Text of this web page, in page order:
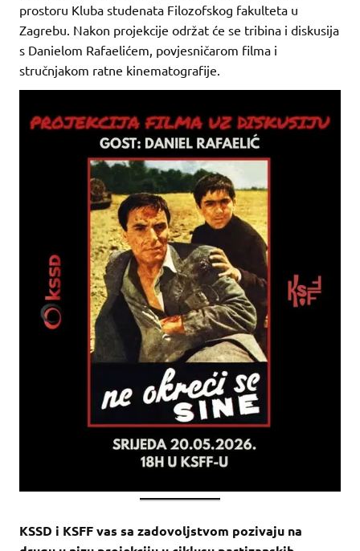
prostoru Kluba studenata Filozofskog fakulteta u
Zagrebu. Nakon projekcije održat će se tribina i diskusija
s Danielom Rafaelićem, povjesničarom filma i
stručnjakom ratne kinematografije.
KSSD i KSFF vas sa zadovoljstvom pozivaju na